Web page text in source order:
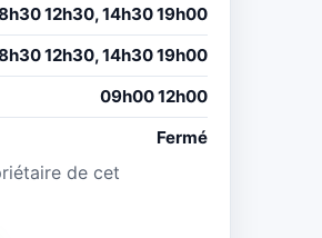
12h30, 14h30 19h00
12h30, 14h30 19h00
09h00 12h00
Fermé
de cet